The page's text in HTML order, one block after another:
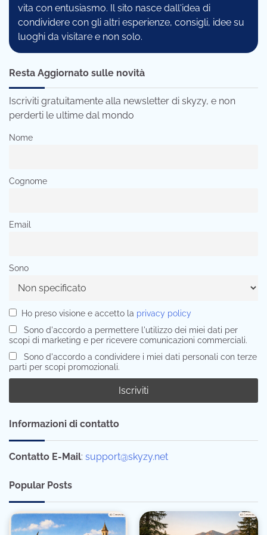
vita con entusiasmo. Il sito nasce dall'idea di
condividere con gli altri esperienze, consigli, idee su
luoghi da visitare e non solo.
Resta Aggiornato sulle novità
Iscriviti gratuitamente alla newsletter di skyzy, e non
perderti le ultime dal mondo
Nome
Cognome
Email
Sono
Ho preso visione e accetto la privacy policy
Sono d'accordo a permettere l'utilizzo dei miei dati per
scopi di marketing e per ricevere comunicazioni commerciali.
Sono d'accordo a condividere i miei dati personali con terze
parti per scopi promozionali.
Informazioni di contatto
Contatto E-Mail: support@skyzy.net
Popular Posts